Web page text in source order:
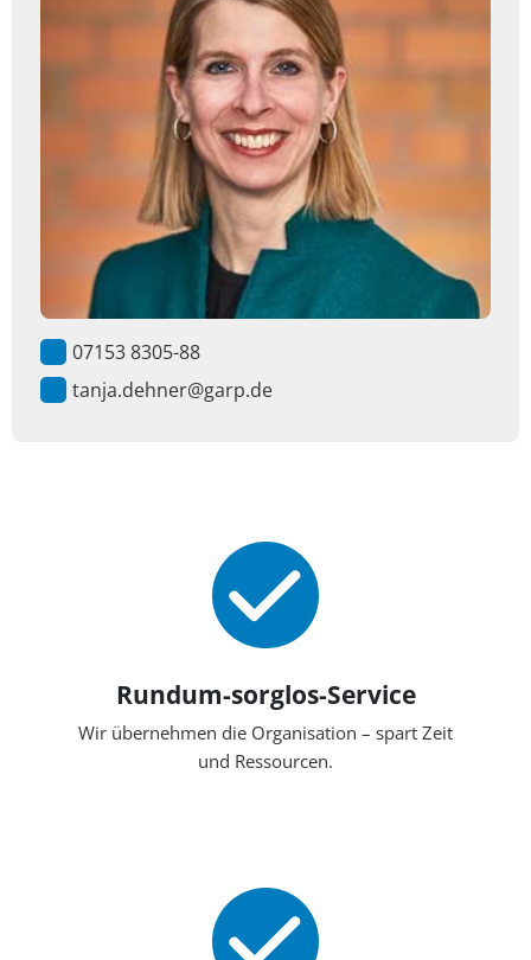
07153 8305-88
tanja.dehner@garp.de
Rundum-sorglos-Service
Wir übernehmen die Organisation – spart Zeit
und Ressourcen.